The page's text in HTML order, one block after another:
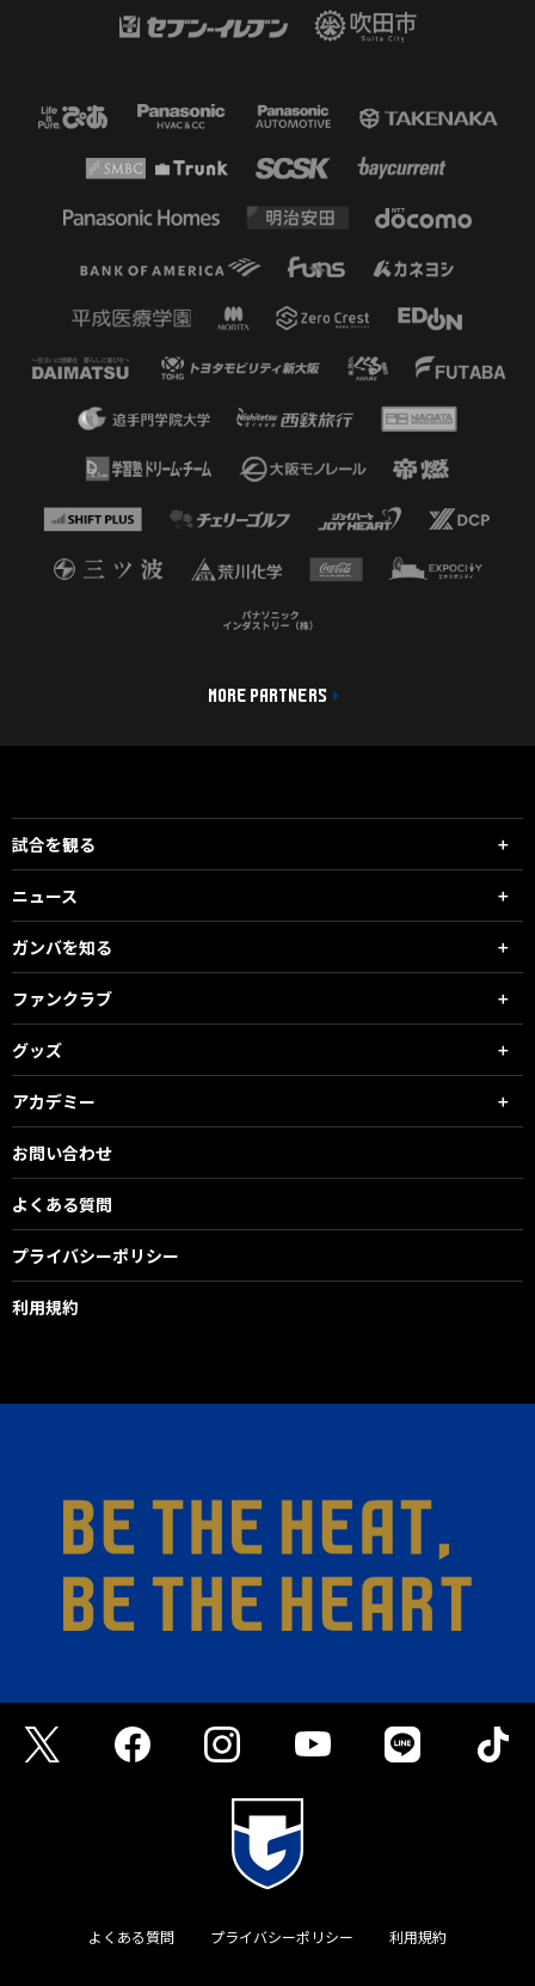
MORE PARTNERS
試合を観る
ニュース
ガンバを知る
ファンクラブ
グッズ
アカデミー
お問い合わせ
よくある質問
プライバシーポリシー
利用規約
よくある質問 プライバシーポリシー 利用規約